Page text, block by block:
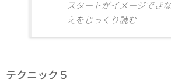
スタートがイメージでき
えをじっくり読む
テクニック５